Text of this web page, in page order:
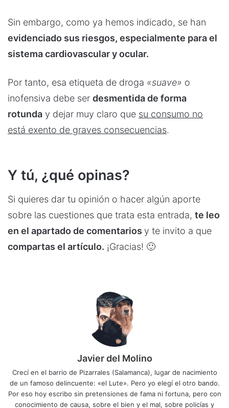
Sin embargo, como ya hemos indicado, se han
evidenciado sus riesgos, especialmente para el
sistema cardiovascular y ocular.
Por tanto, esa etiqueta de droga «suave» o
inofensiva debe ser desmentida de forma
rotunda y dejar muy claro que su consumo no
está exento de graves consecuencias.
Y tú, ¿qué opinas?
Si quieres dar tu opinión o hacer algún aporte
sobre las cuestiones que trata esta entrada, te leo
en el apartado de comentarios y te invito a que
compartas el artículo. ¡Gracias! 🙂
Javier del Molino
Crecí en el barrio de Pizarrales (Salamanca), lugar de nacimiento
de un famoso delincuente: «el Lute». Pero yo elegí el otro bando.
Por eso hoy escribo sin pretensiones de fama ni fortuna, pero con
conocimiento de causa, sobre el bien y el mal, sobre policías y